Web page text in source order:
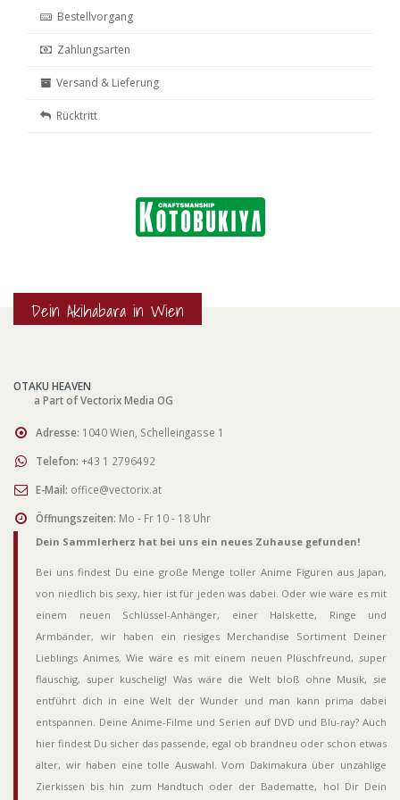
Bestellvorgang
Zahlungsarten
Versand & Lieferung
Rücktritt
Dein Akihabara in Wien
OTAKU HEAVEN
a Part of Vectorix Media OG
Adresse: 1040 Wien, Schelleingasse 1
Telefon: +43 1 2796492
E-Mail: office@vectorix.at
Öffnungszeiten: Mo - Fr 10 - 18 Uhr
Dein Sammlerherz hat bei uns ein neues Zuhause gefunden!
Bei uns findest Du eine große Menge toller Anime Figuren aus Japan,
von niedlich bis sexy, hier ist für jeden was dabei. Oder wie wäre es mit
einem neuen Schlüssel-Anhänger, einer Halskette, Ringe und
Armbänder, wir haben ein riesiges Merchandise Sortiment Deiner
Lieblings Animes. Wie wäre es mit einem neuen Plüschfreund, super
flauschig, super kuschelig! Was wäre die Welt bloß ohne Musik, sie
entführt dich in eine Welt der Wunder und man kann prima dabei
entspannen. Deine Anime-Filme und Serien auf DVD und Blu-ray? Auch
hier findest Du sicher das passende, egal ob brandneu oder schon etwas
älter, wir haben eine tolle Auswahl. Vom Dakimakura über unzählige
Zierkissen bis hin zum Handtuch oder der Badematte, hol Dir Dein